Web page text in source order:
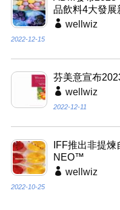
品飲料4大發展
wellwiz
2022-12-15
芬美意宣布
wellwiz
2022-12-11
IFF推出非提
NEO™
wellwiz
2022-10-25